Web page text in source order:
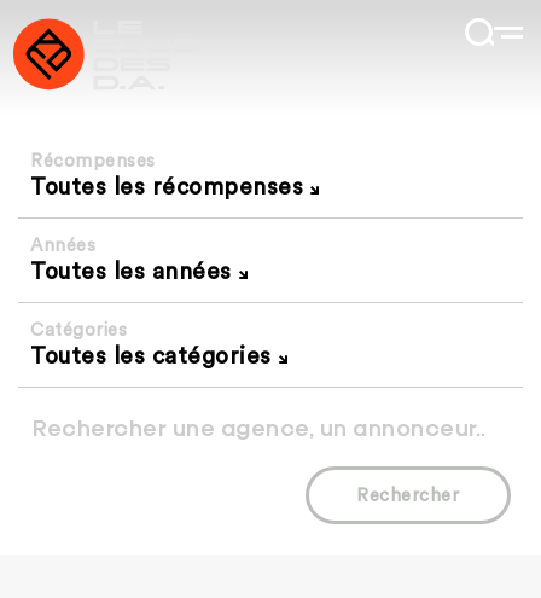
Récompenses
Toutes les récompenses
Années
Toutes les années
Catégories
Toutes les catégories
Rechercher